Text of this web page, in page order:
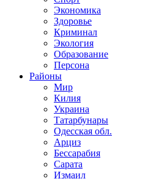
Экономика
Здоровье
Криминал
Экология
Образование
Персона
Районы
Мир
Килия
Украина
Татарбунары
Одесская обл.
Арциз
Бессарабия
Сарата
Измаил